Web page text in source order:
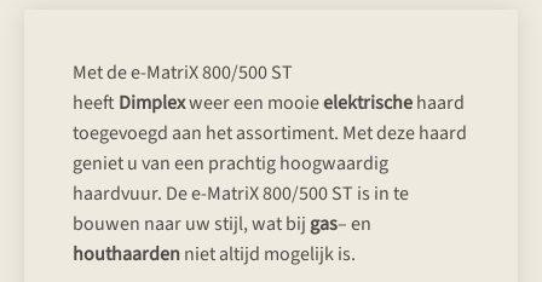
Met de e-MatriX 800/500 ST
heeftDimplexweer een mooieelektrischehaard
toegevoegd aan het assortiment. Met deze haard
geniet u van een prachtig hoogwaardig
haardvuur. De e-MatriX 800/500 ST is in te
bouwen naar uw stijl, wat bij gas– en
houthaardenniet altijd mogelijk is.